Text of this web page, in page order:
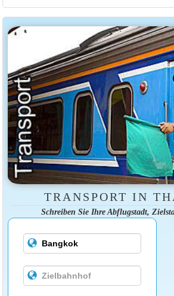
TRANSPORT IN
Schreiben Sie Ihre Abflugstadt,